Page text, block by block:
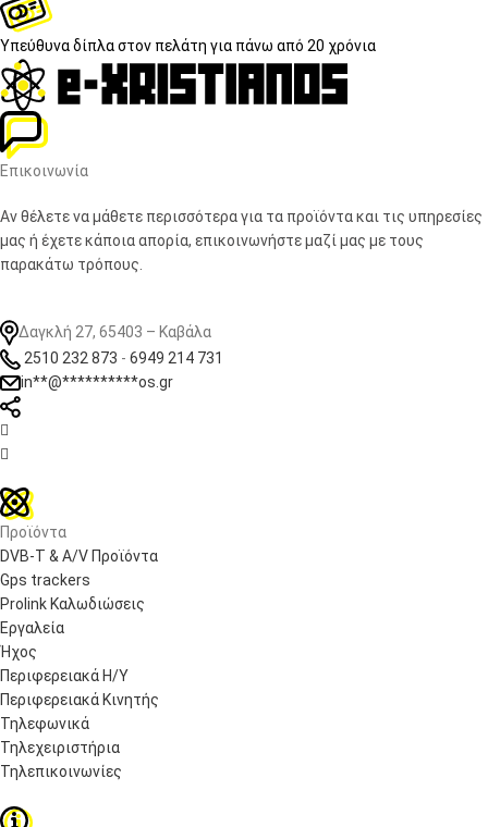
Υπεύθυνα δίπλα στον πελάτη για πάνω από 20 χρόνια
Επικοινωνία
Αν θέλετε να μάθετε περισσότερα για τα προϊόντα και τις υπηρεσίες
μας ή έχετε κάποια απορία, επικοινωνήστε μαζί μας με τους
παρακάτω τρόπους.
Δαγκλή 27, 65403 – Καβάλα
2510 232 873 - 6949 214 731
in**@**********os.gr


Προϊόντα
DVB-T & A/V Προϊόντα
Gps trackers
Prolink Καλωδιώσεις
Εργαλεία
Ήχος
Περιφερειακά Η/Υ
Περιφερειακά Κινητής
Τηλεφωνικά
Τηλεχειριστήρια
Τηλεπικοινωνίες